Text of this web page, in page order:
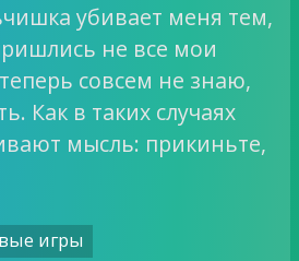
убивает меня тем,
не все мои
совсем не знаю,
Как в таких случаях
мысль: прикиньте,
игры